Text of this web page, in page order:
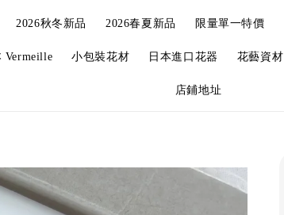
2026秋冬新品 2026春夏新品 限量單一特價
Vermeille 小包裝花材 日本進口花器 花藝資材
店鋪地址